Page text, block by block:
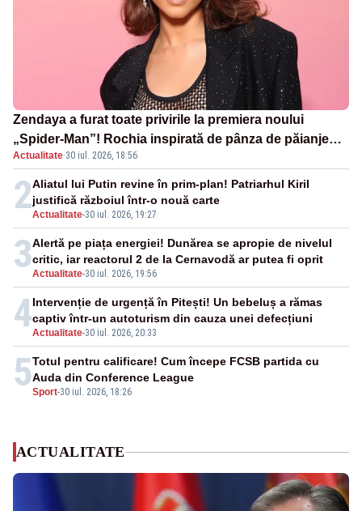
Zendaya a furat toate privirile la premiera noului
„Spider-Man”! Rochia inspirată de pânza de păianjen a
făcut senzație
Actualitate·30 iul. 2026, 18:56
2Actualitate-30 iul. 2026, 19:27
Aliatul lui Putin revine în prim-plan! Patriarhul Kiril
justifică războiul într-o nouă carte
3Actualitate-30 iul. 2026, 19:56
Alertă pe piața energiei! Dunărea se apropie de nivelul
critic, iar reactorul 2 de la Cernavodă ar putea fi oprit
4Actualitate-30 iul. 2026, 20:33
Intervenție de urgență în Pitești! Un bebeluș a rămas
captiv într-un autoturism din cauza unei defecțiuni
5Sport-30 iul. 2026, 18:26
Totul pentru calificare! Cum începe FCSB partida cu
Auda din Conference League
ACTUALITATE